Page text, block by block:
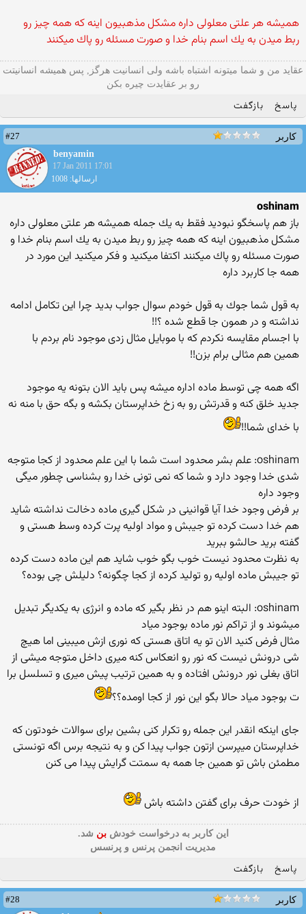
همیشه هر علتی معلولی داره مشكل مذهبیون اینه كه همه چیز رو
ربط میدن به یك اسم بنام خدا و صورت مسئله رو پاك میكنند
عقاید من و شما میتونه اشتباه باشه ولی انسانیت هرگز, پس همیشه انسانیتت
رو بر عقایدت چیره بکن
پاسخ بازگفت
کاربر
#27
benyamin
17 Jan 2011 17:01
ارسالها: 1008
oshinam
باز هم پاسخگو نبودید فقط به یك جمله همیشه هر علتی معلولی داره
مشكل مذهبیون اینه كه همه چیز رو ربط میدن به یك اسم بنام خدا و
صورت مسئله رو پاك میكنند اكتفا میكنید و فكر میكنید این مورد در
همه جا كاربرد داره
به قول شما جوك به قول خودم سوال جواب بدید چرا این تكامل ادامه
نداشته و در همون جا قطع شده ؟!!
با اجسام مقایسه نكردم كه با موبایل مثال زدی موجود نام بردم با
همین هم مثالی برام بزن!!
اگه همه چی توسط ماده اداره میشه پس باید الان بتونه یه موجود
جدید خلق كنه و قدرتش رو به زخ خداپرستان بكشه و بگه حق با منه نه
با خدای شما!!
oshinam: علم بشر محدود است شما با این علم محدود از كجا متوجه
شدی خدا وجود دارد و شما كه نمی تونی خدا رو بشناسی چطور میگی
وجود داره
بر فرض وجود خدا آیا قوانینی در شكل گیری ماده دخالت نداشته شاید
هم خدا دست كرده تو جیبش و مواد اولیه پرت كرده وسط هستی و
گفته برید حالشو ببرید
به نظرت محدود نیست خوب بگو خوب شاید هم این ماده دست كرده
تو جیبش ماده اولیه رو تولید كرده از كجا چگونه؟ دلیلش چی بوده؟
oshinam: البته اینو هم در نظر بگیر كه ماده و انرژی به یكدیگر تبدیل
میشوند و از تراكم نور ماده بوجود میاد
مثال فرض كنید الان تو یه اتاق هستی كه نوری ازش میبینی اما هیچ
شی درونش نیست كه نور رو انعكاس كنه میری داخل متوجه میشی از
اتاق بغلی نور درونش افتاده و به همین ترتیب پیش میری و تسلسل برا
ت بوجود میاد حالا بگو این نور از كجا اومده؟؟
جای اینكه انقدر این جمله رو تكرار كنی بشین برای سوالات خودتون كه
خداپرستان میپرسن ازتون جواب پیدا كن و به نتیجه برس اگه تونستی
مطمئن باش تو همین جا همه به سمتت گرایش پیدا می كنن
از خودت حرف برای گفتن داشته باش
این كاربر به درخواست خودشبن شد.
مدیریت انجمن پرنس و پرنسس
پاسخ بازگفت
کاربر
#28